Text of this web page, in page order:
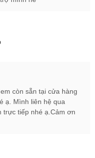
còn sẵn tại cửa hàng
ạ. Mình liên hệ qua
trực tiếp nhé ạ.Cảm ơn